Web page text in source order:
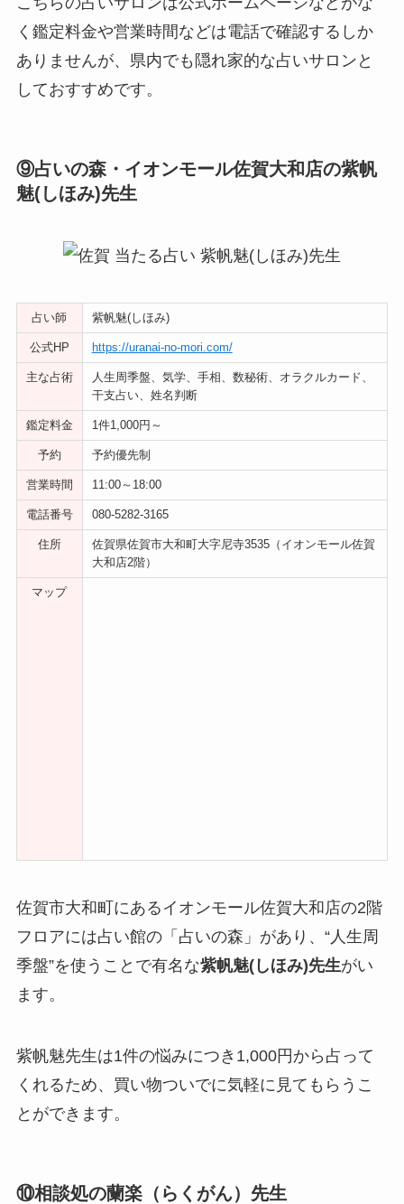
く鑑定料金や営業時間などは電話で確認するしか
ありませんが、県内でも隠れ家的な占いサロンと
しておすすめです。
⑨占いの森・イオンモール佐賀大和店の紫帆
魅(しほみ)先生
占い師 紫帆魅(しほみ)
公式HP https://uranai-no-mori.com/
主な占術
人生周季盤、気学、手相、数秘術、オラクルカード、
干支占い、姓名判断
鑑定料金 1件1,000円～
予約 予約優先制
営業時間 11:00～18:00
電話番号 080-5282-3165
住所
佐賀県佐賀市大和町大字尼寺3535（イオンモール佐賀
大和店2階）
マップ
佐賀市大和町にあるイオンモール佐賀大和店の2階
フロアには占い館の「占いの森」があり、“人生周
季盤”を使うことで有名な紫帆魅(しほみ)先生がい
ます。
紫帆魅先生は1件の悩みにつき1,000円から占って
くれるため、買い物ついでに気軽に見てもらうこ
とができます。
⑩相談処の蘭楽（らくがん）先生